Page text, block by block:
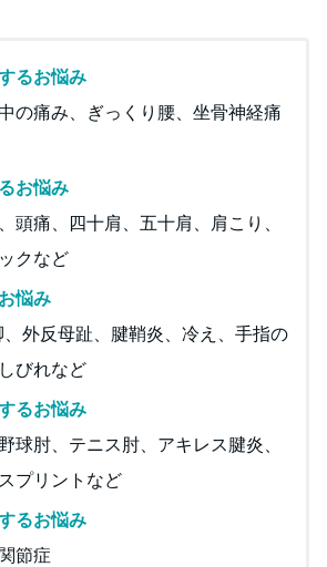
るお悩み
の痛み、ぎっくり腰、坐骨神経痛
お悩み
頭痛、四十肩、五十肩、肩こり、
クなど
悩み
外反母趾、腱鞘炎、冷え、手指の
びれなど
るお悩み
球肘、テニス肘、アキレス腱炎、
スプリントなど
るお悩み
節症